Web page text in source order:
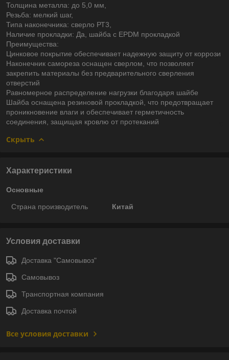
Толщина металла: до 5,0 мм,
Резьба: мелкий шаг,
Типа наконечника: сверло РТ3,
Наличие прокладки: Да, шайба с EPDM прокладкой
Преимущества:
Цинковое покрытие обеспечивает надежную защиту от коррози
Наконечник самореза оснащен сверлом, что позволяет
закрепить материалы без предварительного сверления
отверстий
Равномерное распределение нагрузки благодаря шайбе
Шайба оснащена резиновой прокладкой, что предотвращает
проникновение влаги и обеспечивает герметичность
соединения, защищая кровлю от протеканий
Скрыть
Характеристики
Основные
Страна производитель Китай
Условия доставки
Доставка "Самовывоз"
Самовывоз
Транспортная компания
Доставка почтой
Все условия доставки